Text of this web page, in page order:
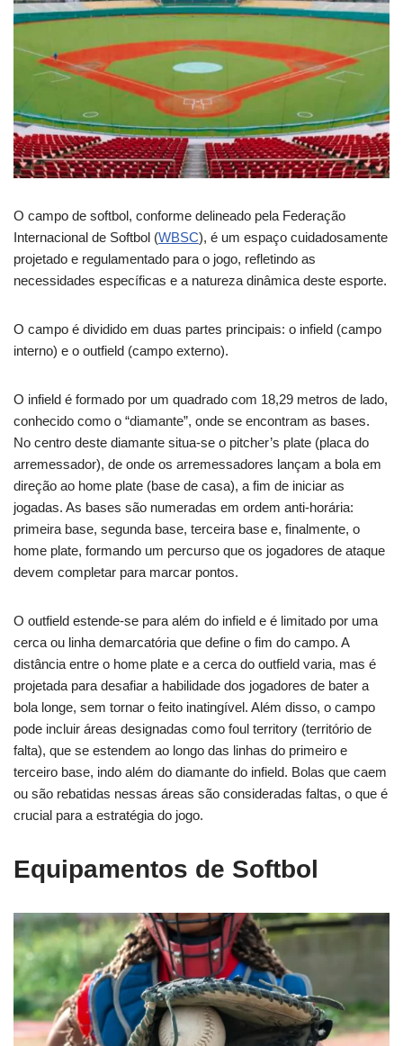
O campo de softbol, conforme delineado pela Federação
Internacional de Softbol (WBSC), é um espaço cuidadosamente
projetado e regulamentado para o jogo, refletindo as
necessidades específicas e a natureza dinâmica deste esporte.
O campo é dividido em duas partes principais: o infield (campo
interno) e o outfield (campo externo).
O infield é formado por um quadrado com 18,29 metros de lado,
conhecido como o “diamante”, onde se encontram as bases.
No centro deste diamante situa-se o pitcher’s plate (placa do
arremessador), de onde os arremessadores lançam a bola em
direção ao home plate (base de casa), a fim de iniciar as
jogadas. As bases são numeradas em ordem anti-horária:
primeira base, segunda base, terceira base e, finalmente, o
home plate, formando um percurso que os jogadores de ataque
devem completar para marcar pontos.
O outfield estende-se para além do infield e é limitado por uma
cerca ou linha demarcatória que define o fim do campo. A
distância entre o home plate e a cerca do outfield varia, mas é
projetada para desafiar a habilidade dos jogadores de bater a
bola longe, sem tornar o feito inatingível. Além disso, o campo
pode incluir áreas designadas como foul territory (território de
falta), que se estendem ao longo das linhas do primeiro e
terceiro base, indo além do diamante do infield. Bolas que caem
ou são rebatidas nessas áreas são consideradas faltas, o que é
crucial para a estratégia do jogo.
Equipamentos de Softbol